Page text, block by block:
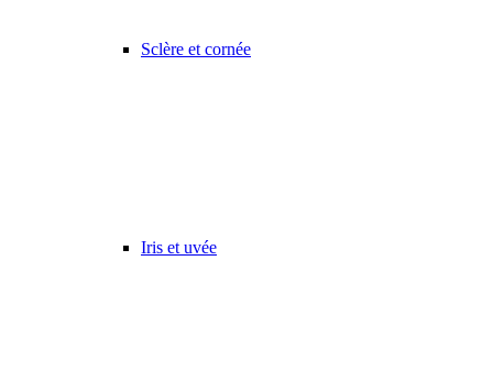
Sclère et cornée
Iris et uvée